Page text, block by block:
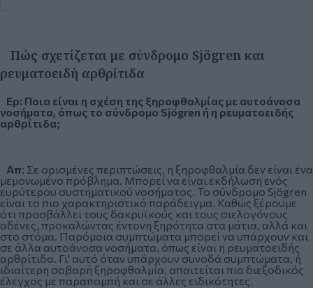
Πώς σχετίζεται με σύνδρομο Sjögren και
ρευματοειδή αρθρίτιδα
Ερ: Ποια είναι η σχέση της ξηροφθαλμίας με αυτοάνοσα
νοσήματα, όπως το σύνδρομο Sjögren ή η ρευματοειδής
αρθρίτιδα;
Απ: Σε ορισμένες περιπτώσεις, η ξηροφθαλμία δεν είναι ένα
μεμονωμένο πρόβλημα. Μπορεί να είναι εκδήλωση ενός
ευρύτερου συστηματικού νοσήματος. Το σύνδρομο Sjögren
είναι το πιο χαρακτηριστικό παράδειγμα. Καθώς ξέρουμε
ότι προσβάλλει τους δακρυϊκούς και τους σιελογόνους
αδένες, προκαλώντας έντονη ξηρότητα στα μάτια, αλλά και
στο στόμα. Παρόμοια συμπτώματα μπορεί να υπάρχουν και
σε άλλα αυτοάνοσα νοσήματα, όπως είναι η ρευματοειδής
αρθρίτιδα. Γι' αυτό όταν υπάρχουν συνοδά συμπτώματα, ή
ιδιαίτερη σοβαρή ξηροφθαλμία, απαιτείται πιο διεξοδικός
έλεγχος με παραπομπή και σε άλλες ειδικότητες.